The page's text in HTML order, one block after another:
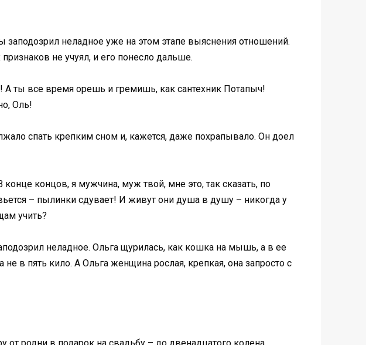
заподозрил неладное уже на этом этапе выяснения отношений.
не учуял, и его понесло дальше.
ты все время орешь и гремишь, как сантехник Потапыч!
Оль!
спать крепким сном и, кажется, даже похрапывало. Он доел
концов, я мужчина, муж твой, мне это, так сказать, по
– пылинки сдувает! И живут они душа в душу – никогда у
учить?
неладное. Ольга щурилась, как кошка на мышь, а в ее
в пять кило. А Ольга женщина рослая, крепкая, она запросто с